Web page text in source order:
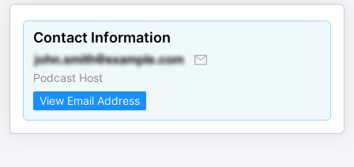
Contact Information
Podcast Host
View Email Address